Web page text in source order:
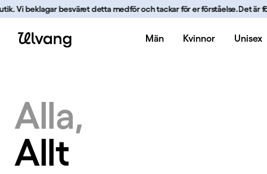
Hoppa till innehåll
beklagar besväret detta medför och tackar för er förståelse.Det är för
Män Kvinnor Unisex
Allt
Alla
Allt